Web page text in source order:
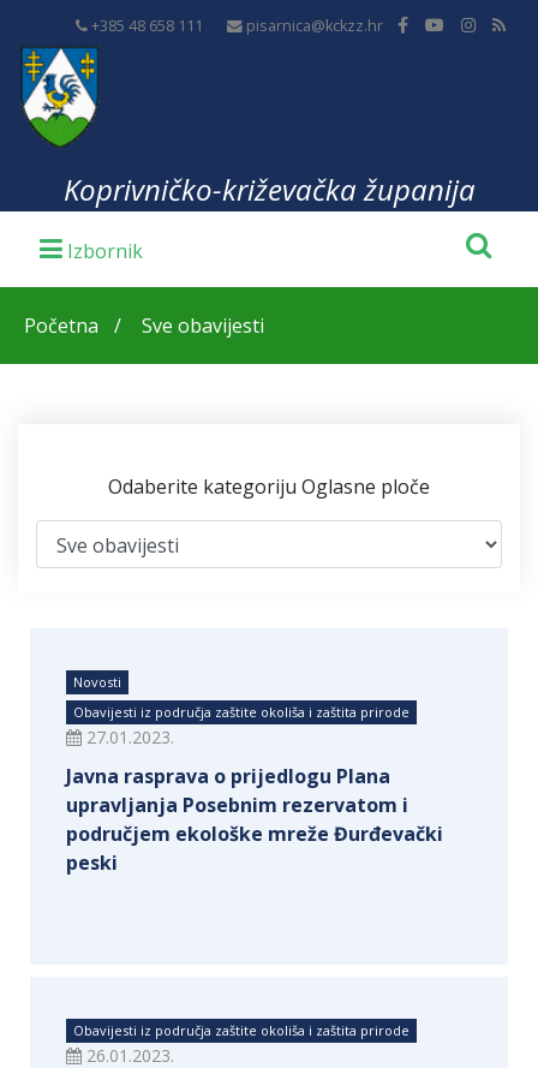
+385 48 658 111 pisarnica@kckzz.hr
Koprivničko-križevačka županija
Početna Sve obavijesti
Odaberite kategoriju Oglasne ploče
Novosti
Obavijesti iz područja zaštite okoliša i zaštita prirode
27.01.2023.
Javna rasprava o prijedlogu Plana
upravljanja Posebnim rezervatom i
područjem ekološke mreže Đurđevački
peski
Obavijesti iz područja zaštite okoliša i zaštita prirode
26.01.2023.